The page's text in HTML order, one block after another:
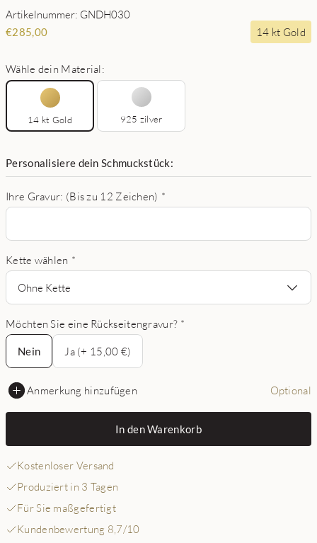
Artikelnummer: GNDH030
€285,00 14 kt Gold
Wähle dein Material:
14 kt Gold 925 zilver
Personalisiere dein Schmuckstück:
Ihre Gravur: (Bis zu 12 Zeichen) *
Kette wählen *
Ohne Kette
Möchten Sie eine Rückseitengravur? *
Nein
Nein
Ja (+ 15,00 €)
Anmerkung hinzufügen Optional
In den Warenkorb
Kostenloser Versand
Produziert in 3 Tagen
Für Sie maßgefertigt
Kundenbewertung 8,7/10